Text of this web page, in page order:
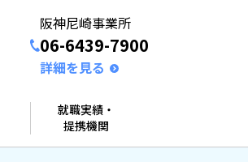
阪神尼崎事業所
06-6439-7900
詳細を見る
就職実績・
提携機関